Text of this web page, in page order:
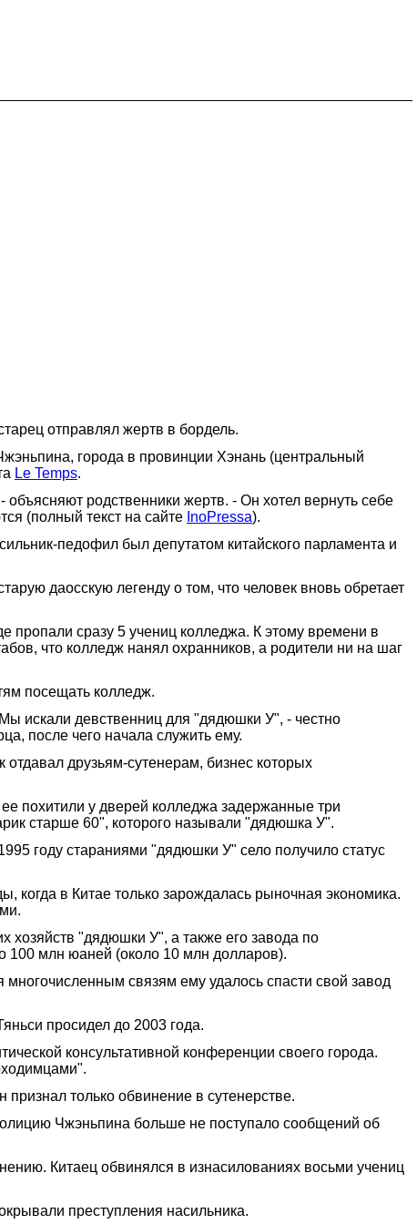
отправлял жертв в бордель.
города в провинции Хэнань (центральный
Le Temps.
родственники жертв. - Он хотел вернуть себе
(полный текст на сайте InoPressa).
педофил был депутатом китайского парламента и
даосскую легенду о том, что человек вновь обретает
пропали сразу 5 учениц колледжа. К этому времени в
что колледж нанял охранников, а родители ни на шаг
посещать колледж.
искали девственниц для "дядюшки У", - честно
после чего начала служить ему.
друзьям-сутенерам, бизнес которых
похитили у дверей колледжа задержанные три
старше 60", которого называли "дядюшка У".
году стараниями "дядюшки У" село получило статус
когда в Китае только зарождалась рыночная экономика.
хозяйств "дядюшки У", а также его завода по
100 млн юаней (около 10 млн долларов).
связям ему удалось спасти свой завод
просидел до 2003 года.
консультативной конференции своего города.
только обвинение в сутенерстве.
Чжэньпина больше не поступало сообщений об
Китаец обвинялся в изнасилованиях восьми учениц
преступления насильника.